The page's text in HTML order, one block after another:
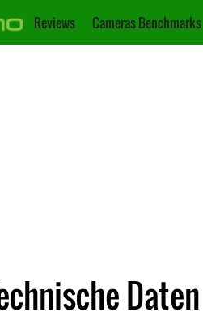
Reviews Cameras Benchmarks
Daten